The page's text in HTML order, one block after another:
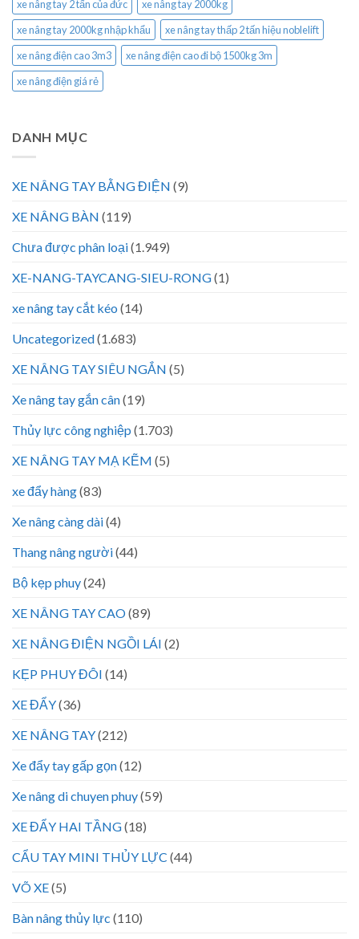
xe nâng tay 2 tấn của đức
xe nâng tay 2000kg
xe nâng tay 2000kg nhập khẩu
xe nâng tay thấp 2 tấn hiệu noblelift
xe nâng điện cao 3m3
xe nâng điện cao đi bộ 1500kg 3m
xe nâng điện giá rẻ
DANH MỤC
XE NÂNG TAY BẰNG ĐIỆN (9)
XE NÂNG BÀN (119)
Chưa được phân loại(1.949)
XE-NANG-TAYCANG-SIEU-RONG(1)
xe nâng tay cắt kéo (14)
Uncategorized(1.683)
XE NÂNG TAY SIÊU NGẮN (5)
Xe nâng tay gắn cân(19)
Thủy lực công nghiệp (1.703)
XE NÂNG TAY MẠ KẼM (5)
xe đẩy hàng(83)
Xe nâng càng dài(4)
Thang nâng người(44)
Bộ kẹp phuy(24)
XE NÂNG TAY CAO(89)
XE NÂNG ĐIỆN NGỒI LÁI (2)
KẸP PHUY ĐÔI (14)
XE ĐẨY(36)
XE NÂNG TAY(212)
Xe đẩy tay gấp gọn(12)
Xe nâng di chuyen phuy(59)
XE ĐẨY HAI TẦNG(18)
CẨU TAY MINI THỦY LỰC (44)
VÕ XE(5)
Bàn nâng thủy lực (110)